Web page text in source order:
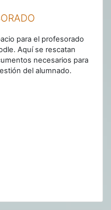
para el profesorado
Aquí se rescatan
necesarios para
del alumnado.